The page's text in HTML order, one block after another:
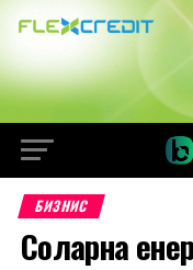
БИЗНИС
Соларна